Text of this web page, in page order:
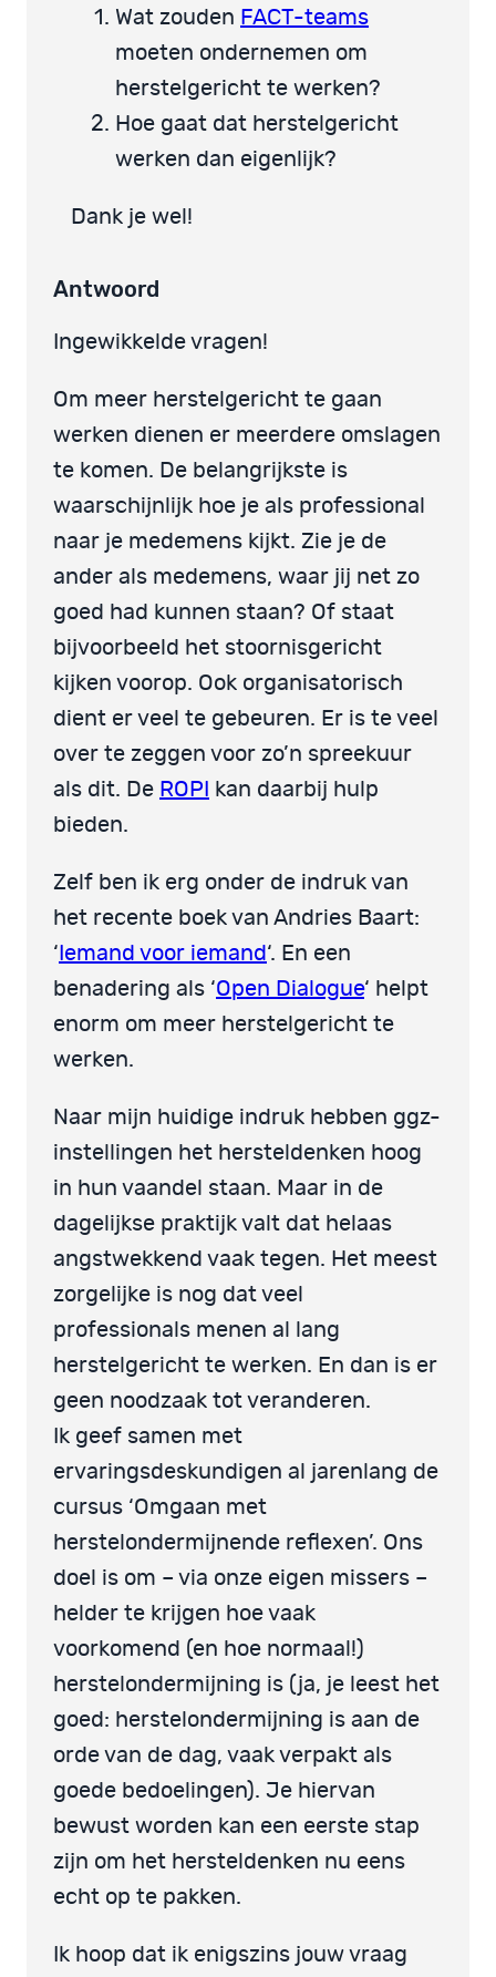
Wat zouden FACT-teams
moeten ondernemen om
herstelgericht te werken?
Hoe gaat dat herstelgericht
werken dan eigenlijk?
Dank je wel!
Antwoord
Ingewikkelde vragen!
Om meer herstelgericht te gaan
werken dienen er meerdere omslagen
te komen. De belangrijkste is
waarschijnlijk hoe je als professional
naar je medemens kijkt. Zie je de
ander als medemens, waar jij net zo
goed had kunnen staan? Of staat
bijvoorbeeld het stoornisgericht
kijken voorop. Ook organisatorisch
dient er veel te gebeuren. Er is te veel
over te zeggen voor zo’n spreekuur
als dit. De ROPI
kan daarbij hulp
bieden.
Zelf ben ik erg onder de indruk van
het recente boek van Andries Baart:
‘ Iemand voor iemand ‘. En een
benadering als ‘Open Dialogue‘ helpt
enorm om meer herstelgericht te
werken.
Naar mijn huidige indruk hebben ggz-
instellingen het hersteldenken hoog
in hun vaandel staan. Maar in de
dagelijkse praktijk valt dat helaas
angstwekkend vaak tegen. Het meest
zorgelijke is nog dat veel
professionals menen al lang
herstelgericht te werken. En dan is er
geen noodzaak tot veranderen.
Ik geef samen met
ervaringsdeskundigen al jarenlang de
cursus ‘Omgaan met
herstelondermijnende reflexen’. Ons
doel is om – via onze eigen missers –
helder te krijgen hoe vaak
voorkomend (en hoe normaal!)
herstelondermijning is (ja, je leest het
goed: herstelondermijning is aan de
orde van de dag, vaak verpakt als
goede bedoelingen). Je hiervan
bewust worden kan een eerste stap
zijn om het hersteldenken nu eens
echt op te pakken.
Ik hoop dat ik enigszins jouw vraag